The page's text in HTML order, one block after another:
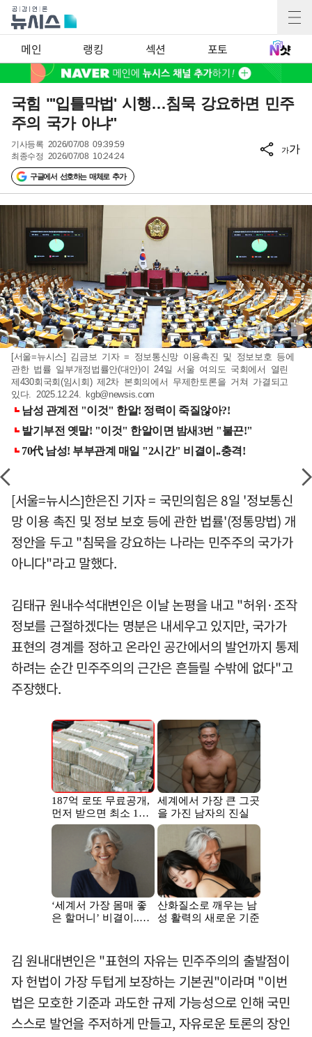
메인 랭킹 섹션 포토
국힘 "'입틀막법' 시행…침묵 강요하면 민주
주의 국가 아냐"
기사등록 2026/07/08 09:39:59
최종수정 2026/07/08 10:24:24
구글에서 선호하는 매체로 추가
가가
[서울=뉴시스] 김금보 기자 = 정보통신망 이용촉진 및 정보보호 등에
관한 법률 일부개정법률안(대안)이 24일 서울 여의도 국회에서 열린
제430회국회(임시회) 제2차 본회의에서 무제한토론을 거쳐 가결되고
있다. 2025.12.24. kgb@newsis.com
[서울=뉴시스]한은진 기자 = 국민의힘은 8일 '정보통신
망 이용 촉진 및 정보 보호 등에 관한 법률'(정통망법) 개
정안을 두고 "침묵을 강요하는 나라는 민주주의 국가가
아니다"라고 말했다.
김태규 원내수석대변인은 이날 논평을 내고 "허위·조작
정보를 근절하겠다는 명분은 내세우고 있지만, 국가가
표현의 경계를 정하고 온라인 공간에서의 발언까지 통제
하려는 순간 민주주의의 근간은 흔들릴 수밖에 없다"고
주장했다.
김 원내대변인은 "표현의 자유는 민주주의의 출발점이
자 헌법이 가장 두텁게 보장하는 기본권"이라며 "이번
법은 모호한 기준과 과도한 규제 가능성으로 인해 국민
스스로 발언을 주저하게 만들고, 자유로운 토론의 장인